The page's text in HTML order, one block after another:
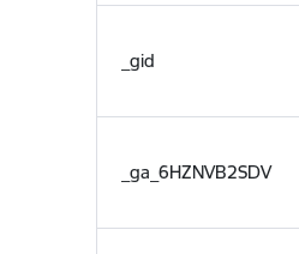
_gid
_ga_6HZNVB2SDV